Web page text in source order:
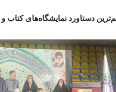
دستاورد نمایشگاه‌های کتاب